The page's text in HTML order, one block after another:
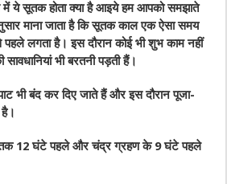
ये सूतक होता क्या है आइये हम आपको समझाते
माना जाता है कि सूतक काल एक ऐसा समय
पहले लगता है। इस दौरान कोई भी शुभ काम नहीं
भी बरतनी पड़ती हैं।
भी बंद कर दिए जाते हैं और इस दौरान पूजा-
है।
12 घंटे पहले और चंद्र ग्रहण के 9 घंटे पहले